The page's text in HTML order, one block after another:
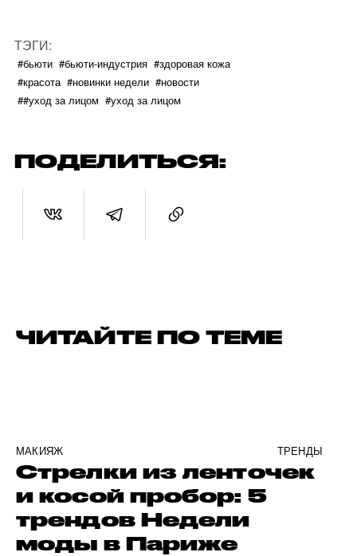
ТЭГИ:
#бьюти #бьюти-индустрия #здоровая кожа
#красота #новинки недели #новости
##уход за лицом #уход за лицом
ПОДЕЛИТЬСЯ:
ЧИТАЙТЕ ПО ТЕМЕ
МАКИЯЖ ТРЕНДЫ
Стрелки из ленточек
и косой пробор: 5
трендов Недели
моды в Париже